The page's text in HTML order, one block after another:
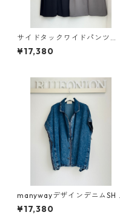
サイドタックワイドパンツ
（ベルト付き） 636601 PASSI
ONE
¥17,380
manywayデザインデニムSH 1
260673 sevendays
¥17,380